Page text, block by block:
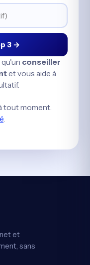
3 →
conseiller
et vous aide à
tout moment.
.
et
sans